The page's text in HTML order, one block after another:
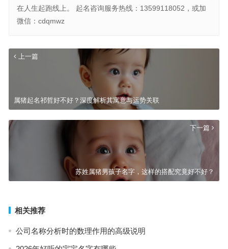
在人生起跑线上。 起名咨询服务热线：13599118052，或加
微信：cdqmwz
上一篇
属猪起名祁哲好不好？深度解析其寓意与运势关联
下一篇
苏姓属猪男孩子名字，这样的搭配究竟好不好？
相关推荐
公司名称分析时的数理作用的高级说明